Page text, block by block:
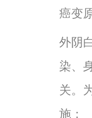
癌变
外阴
染、
关。
施：